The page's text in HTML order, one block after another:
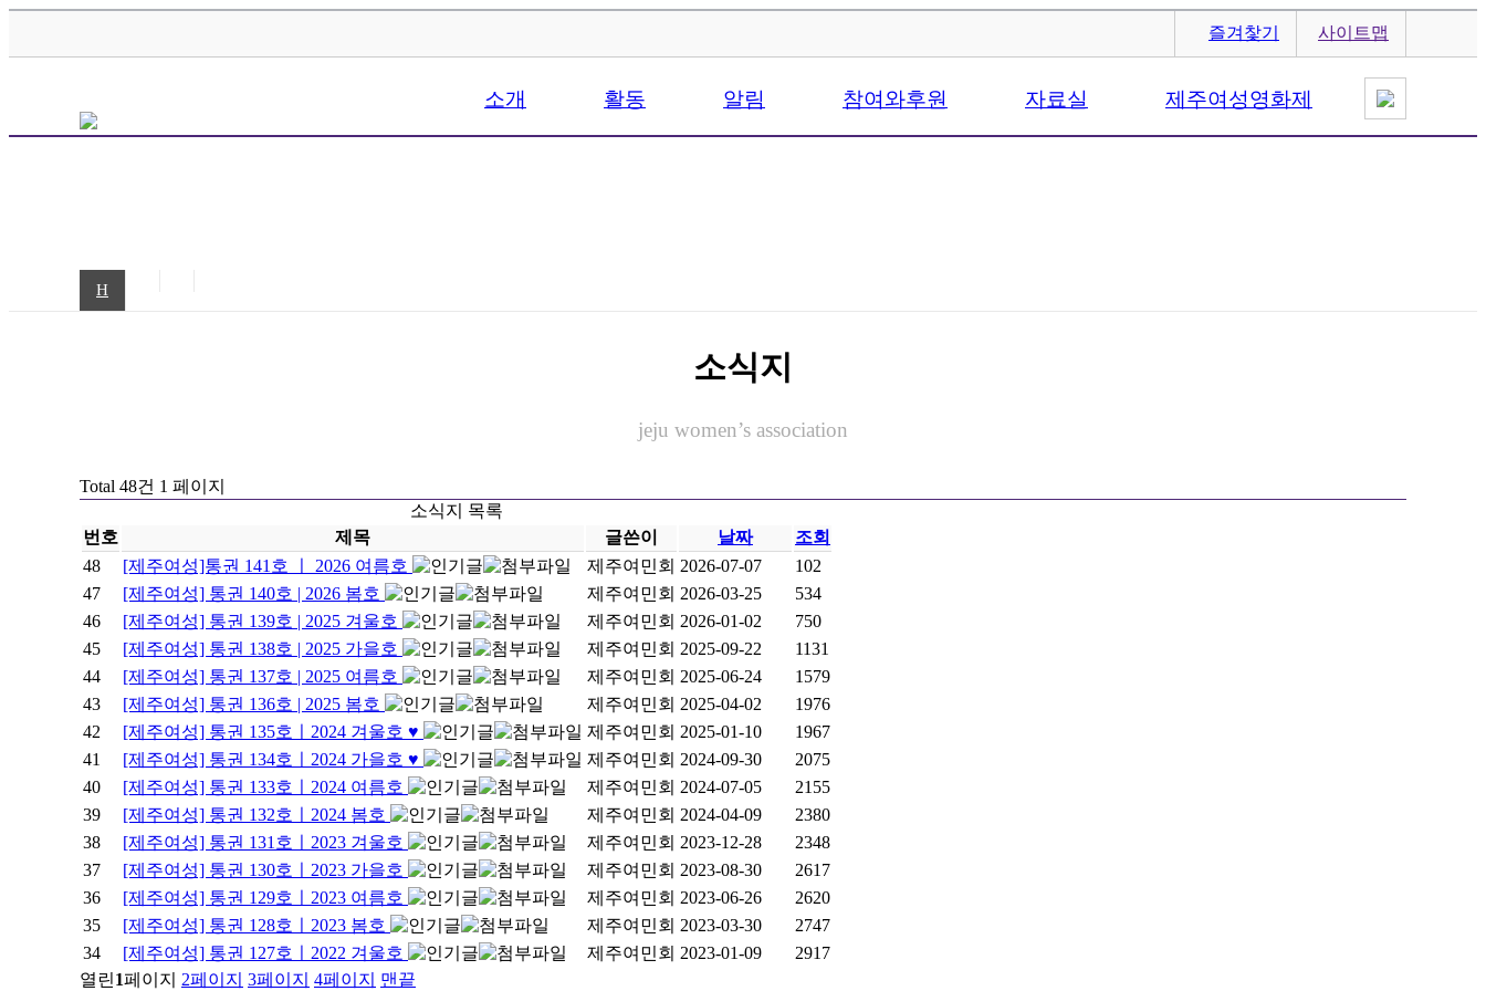
즐겨찿기 사이트맵
소개 활동 알림 참여와후원 자료실 제주여성영화제
H
소식지
jeju women’s association
Total 48건 1 페이지
소식지 목록
번호
제목 글쓴이 날짜
조회
48
[제주여성]통권 141호 ㅣ 2026 여름호 제주여민회 2026-07-07
102
47
[제주여성] 통권 140호 | 2026 봄호 제주여민회 2026-03-25
534
46
[제주여성] 통권 139호 | 2025 겨울호 제주여민회 2026-01-02
750
45
[제주여성] 통권 138호 | 2025 가을호 제주여민회 2025-09-22
1131
44
[제주여성] 통권 137호 | 2025 여름호 제주여민회 2025-06-24
1579
43
[제주여성] 통권 136호 | 2025 봄호 제주여민회 2025-04-02
1976
42
[제주여성] 통권 135호ㅣ2024 겨울호 ♥ 제주여민회 2025-01-10
1967
41
[제주여성] 통권 134호ㅣ2024 가을호 ♥ 제주여민회 2024-09-30
2075
40
[제주여성] 통권 133호ㅣ2024 여름호 제주여민회 2024-07-05
2155
39
[제주여성] 통권 132호ㅣ2024 봄호 제주여민회 2024-04-09
2380
38
[제주여성] 통권 131호ㅣ2023 겨울호 제주여민회 2023-12-28
2348
37
[제주여성] 통권 130호ㅣ2023 가을호 제주여민회 2023-08-30
2617
36
[제주여성] 통권 129호ㅣ2023 여름호 제주여민회 2023-06-26
2620
35
[제주여성] 통권 128호ㅣ2023 봄호 제주여민회 2023-03-30
2747
34
[제주여성] 통권 127호ㅣ2022 겨울호 제주여민회 2023-01-09
2917
열린1페이지 2페이지 3페이지 4페이지 맨끝